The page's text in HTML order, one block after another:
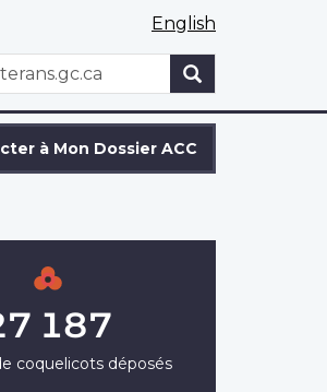
English
à Mon Dossier ACC
187
coquelicots déposés